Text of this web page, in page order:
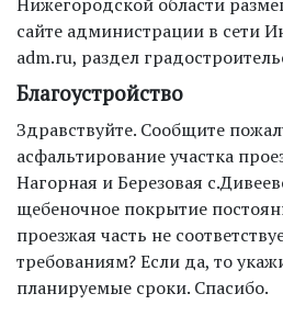
сайте администрации в сети
adm.ru, раздел
Благоустройство
Здравствуйте. Сообщите
асфальтирование участка
Нагорная и Березовая
щебеночное покрытие
проезжая часть не
требованиям? Если да, то
планируемые сроки. Спасибо.